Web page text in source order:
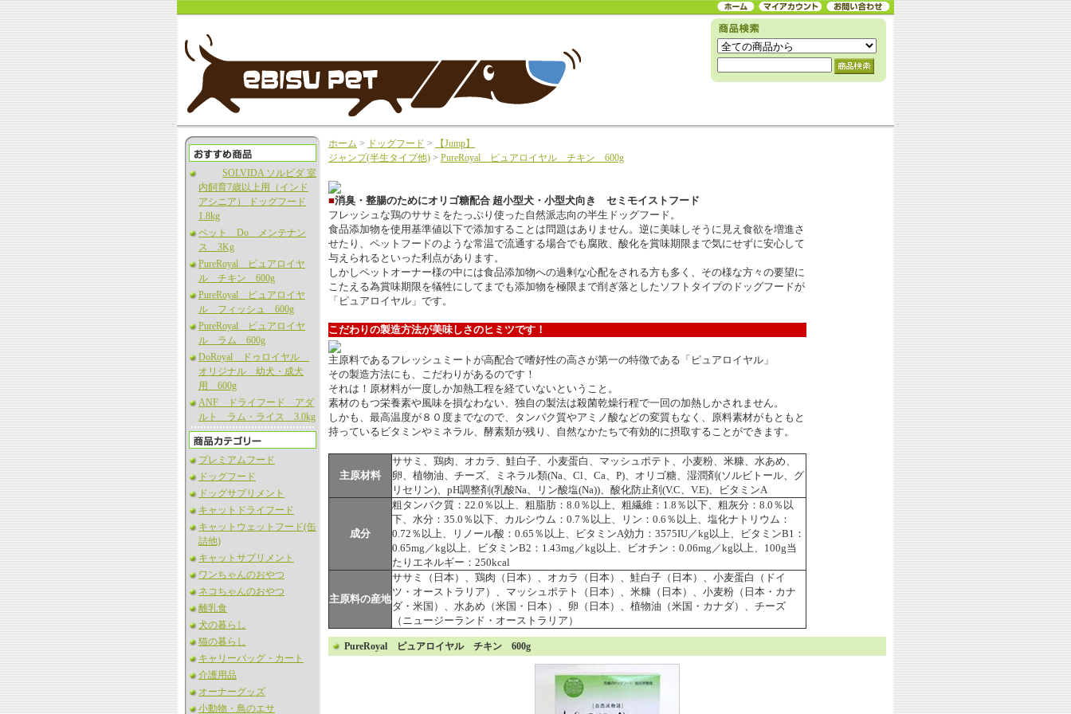
SOLVIDA ソルビダ 室
内飼育7歳以上用（インド
アシニア） ドッグフード
1.8kg
ペット Do メンテナン
ス 3Kg
PureRoyal ピュアロイヤ
ル チキン 600g
PureRoyal ピュアロイヤ
ル フィッシュ 600g
PureRoyal ピュアロイヤ
ル ラム 600g
DoRoyal ドゥロイヤル
オリジナル 幼犬・成犬
用 600g
ANF ドライフード アダ
ルト ラム・ライス 3.0kg
プレミアムフード
ドッグフード
ドッグサプリメント
キャットドライフード
キャットウェットフード(缶
詰他)
キャットサプリメント
ワンちゃんのおやつ
ネコちゃんのおやつ
離乳食
犬の暮らし
猫の暮らし
キャリーバッグ・カート
介護用品
オーナーグッズ
小動物・鳥のエサ
ホーム > ドッグフード >
【Jump】
ジャンプ(半生タイプ他) > PureRoyal ピュアロイヤル チキン 600g
■消臭・整腸のためにオリゴ糖配合 超小型犬・小型犬向き セミモイストフード
フレッシュな鶏のササミをたっぷり使った自然派志向の半生ドッグフード。
食品添加物を使用基準値以下で添加することは問題はありません。逆に美味しそうに見え食欲を増進さ
せたり、ペットフードのような常温で流通する場合でも腐敗、酸化を賞味期限まで気にせずに安心して
与えられるといった利点があります。
しかしペットオーナー様の中には食品添加物への過剰な心配をされる方も多く、その様な方々の要望に
こたえる為賞味期限を犠牲にしてまでも添加物を極限まで削ぎ落としたソフトタイプのドッグフードが
「ピュアロイヤル」です。
こだわりの製造方法が美味しさのヒミツです！
主原料であるフレッシュミートが高配合で嗜好性の高さが第一の特徴である「ピュアロイヤル」
その製造方法にも、こだわりがあるのです！
それは！原材料が一度しか加熱工程を経ていないということ。
素材のもつ栄養素や風味を損なわない、独自の製法は殺菌乾燥行程で一回の加熱しかされません。
しかも、最高温度が８０度までなので、タンパク質やアミノ酸などの変質もなく、原料素材がもともと
持っているビタミンやミネラル、酵素類が残り、自然なかたちで有効的に摂取することができます。
主原材料
ササミ、鶏肉、オカラ、鮭白子、小麦蛋白、マッシュポテト、小麦粉、米糠、水あめ、
卵、植物油、チーズ、ミネラル類(Na、Cl、Ca、P)、オリゴ糖、湿潤剤(ソルビトール、グ
リセリン)、pH調整剤(乳酸Na、リン酸塩(Na))、酸化防止剤(V.C、V.E)、ビタミンA
成分
粗タンパク質：22.0％以上、粗脂肪：8.0％以上、粗繊維：1.8％以下、粗灰分：8.0％以
下、水分：35.0％以下、カルシウム：0.7％以上、リン：0.6％以上、塩化ナトリウム：
0.72％以上、リノール酸：0.65％以上、ビタミンA効力：3575IU／kg以上、ビタミンB1：
0.65mg／kg以上、ビタミンB2：1.43mg／kg以上、ビオチン：0.06mg／kg以上、100g当
たりエネルギー：250kcal
主原料の産地
ササミ（日本）、鶏肉（日本）、オカラ（日本）、鮭白子（日本）、小麦蛋白（ドイ
ツ・オーストラリア）、マッシュポテト（日本）、米糠（日本）、小麦粉（日本・カナ
ダ・米国）、水あめ（米国・日本）、卵（日本）、植物油（米国・カナダ）、チーズ
（ニュージーランド・オーストラリア）
PureRoyal ピュアロイヤル チキン 600g